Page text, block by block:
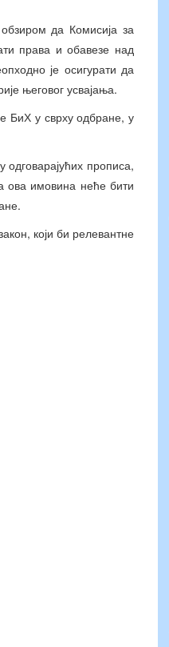
да Комисија за
права и обавезе над
је осигурати да
његовог усвајања.
БиХ у сврху одбране, у
прописа,
ова имовина неће бити
који би релевантне